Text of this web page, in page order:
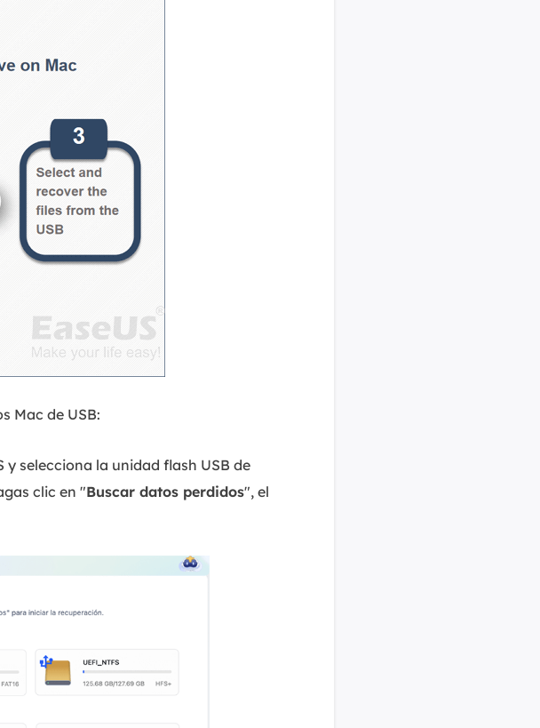
Mac de USB:
y selecciona la unidad flash USB de
clic en "Buscar datos perdidos", el